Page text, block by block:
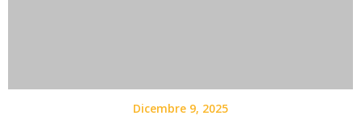
Dicembre 9, 2025